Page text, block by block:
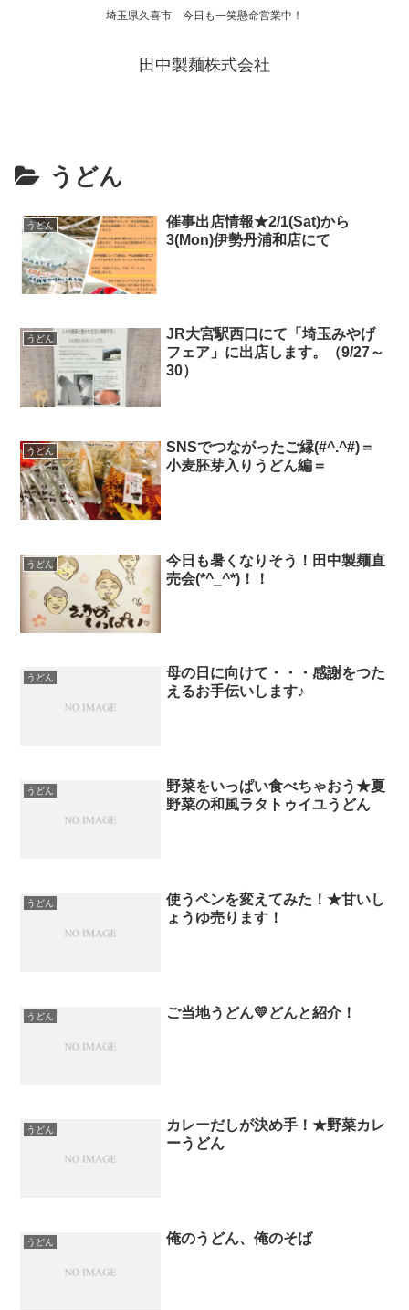
埼玉県久喜市 今日も一笑懸命営業中！
田中製麺株式会社
うどん
うどん
催事出店情報★2/1(Sat)から
3(Mon)伊勢丹浦和店にて
うどん
JR大宮駅西口にて「埼玉みやげ
フェア」に出店します。（9/27～
30）
うどん
SNSでつながったご縁(#^.^#)＝
小麦胚芽入りうどん編＝
うどん
今日も暑くなりそう！田中製麺直
売会(*^_^*)！！
うどん
母の日に向けて・・・感謝をつた
えるお手伝いします♪
うどん
野菜をいっぱい食べちゃおう★夏
野菜の和風ラタトゥイユうどん
うどん
使うペンを変えてみた！★甘いし
ょうゆ売ります！
うどん ご当地うどん💛どんと紹介！
うどん
カレーだしが決め手！★野菜カレ
ーうどん
うどん 俺のうどん、俺のそば